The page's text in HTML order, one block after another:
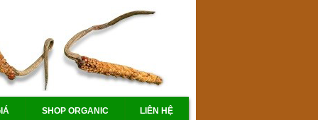
SHOP ORGANIC LIÊN HỆ